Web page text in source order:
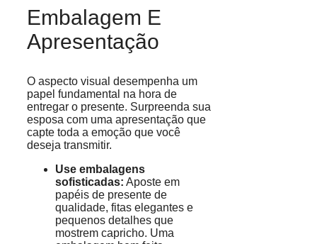
Embalagem E
Apresentação
O aspecto visual desempenha um
papel fundamental na hora de
entregar o presente. Surpreenda sua
esposa com uma apresentação que
capte toda a emoção que você
deseja transmitir.
Use embalagens
sofisticadas: Aposte em
papéis de presente de
qualidade, fitas elegantes e
pequenos detalhes que
mostrem capricho. Uma